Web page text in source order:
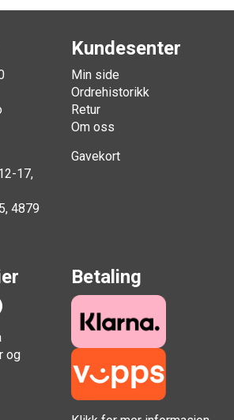
17,
4879
Kundesenter
Min side
Ordrehistorikk
Retur
Om oss
Gavekort
og
Betaling